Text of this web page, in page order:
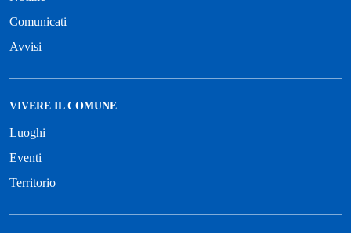
Comunicati
Avvisi
VIVERE IL COMUNE
Luoghi
Eventi
Territorio